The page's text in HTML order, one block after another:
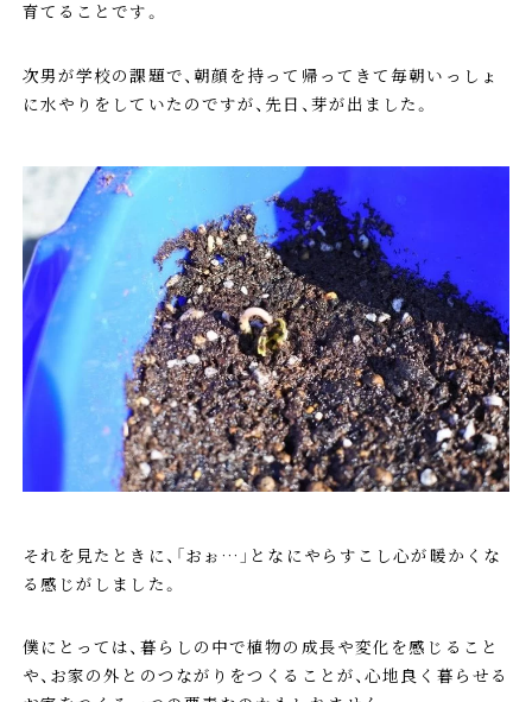
育てることです。
次男が学校の課題で、朝顔を持って帰ってきて毎朝いっしょ
に水やりをしていたのですが、先日、芽が出ました。
それを見たときに、「おぉ…」となにやらすこし心が暖かくな
る感じがしました。
僕にとっては、暮らしの中で植物の成長や変化を感じること
や、お家の外とのつながりをつくることが、心地良く暮らせる